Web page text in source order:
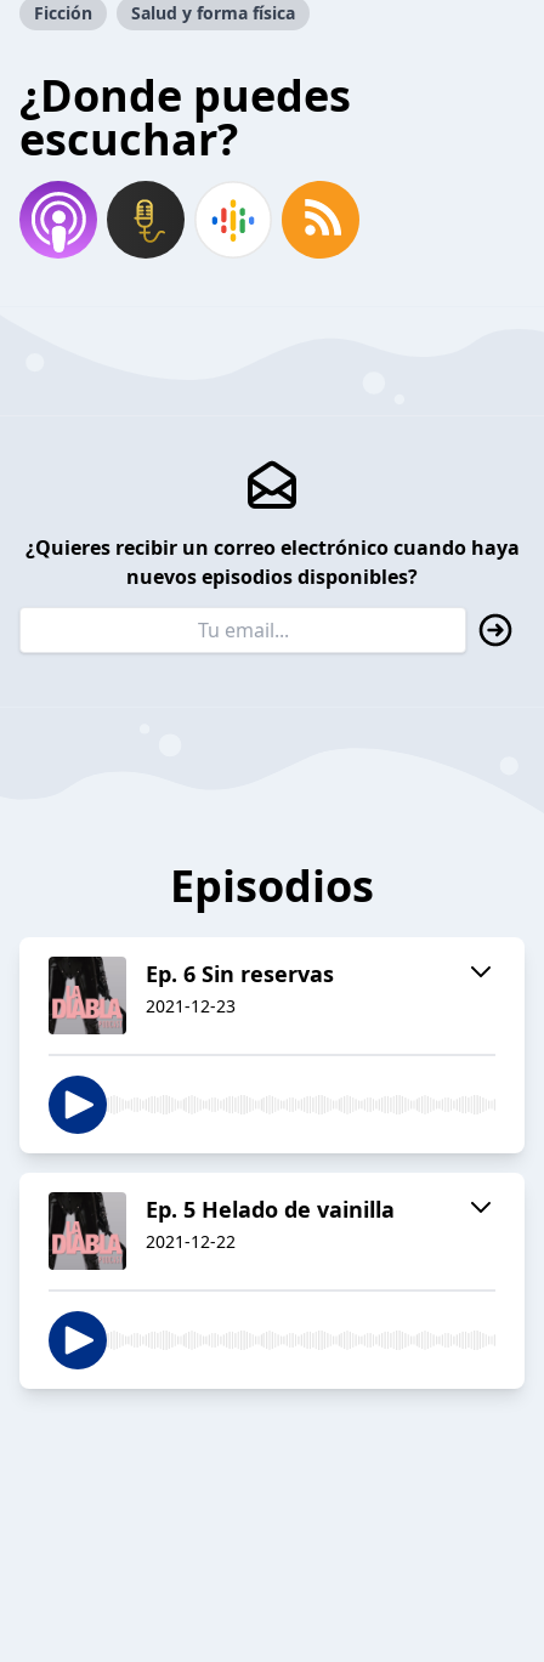
Ficción Salud y forma física
¿Donde puedes
escuchar?
¿Quieres recibir un correo electrónico cuando haya
nuevos episodios disponibles?
Episodios
Ep. 6 Sin reservas
2021-12-23
Ep. 5 Helado de vainilla
2021-12-22